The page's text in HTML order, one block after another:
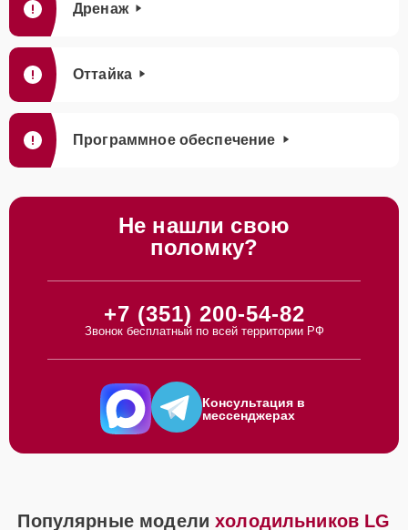
Дренаж
Оттайка
Программное обеспечение
Не нашли свою
поломку?
+7 (351) 200-54-82
Звонок бесплатный по всей территории РФ
Консультация в
мессенджерах
Популярные моделихолодильников LG